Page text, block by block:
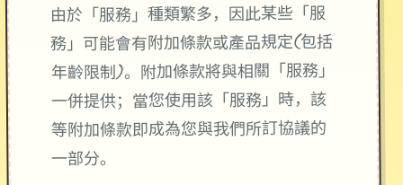
由於「服務」種類繁多，因此某些「服
務」可能會有附加條款或產品規定(包括
年齡限制)。附加條款將與相關「服務」
一併提供；當您使用該「服務」時，該
等附加條款即成為您與我們所訂協議的
一部分。